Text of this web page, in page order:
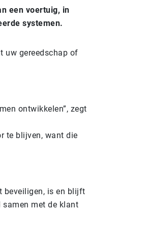
een voertuig, in
systemen.
uw gereedschap of
ontwikkelen”, zegt
te blijven, want die
beveiligen, is en blijft
samen met de klant